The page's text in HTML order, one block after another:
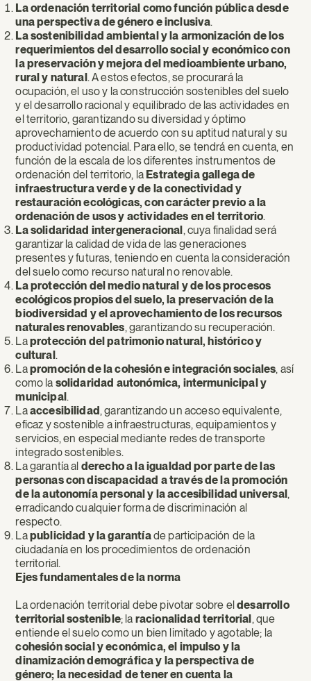
La ordenación territorial como función públicadesde
una perspectiva de género e inclusiva.
La sostenibilidad ambiental y la armonización de los
requerimientos del desarrollo social y económico con
la preservación y mejora del medioambiente urbano,
rural y natural. A estos efectos, se procurará la
ocupación, el uso y la construcción sostenibles del suelo
y el desarrollo racional y equilibrado de las actividades en
el territorio, garantizando su diversidad y óptimo
aprovechamiento de acuerdo con su aptitud natural y su
productividad potencial. Para ello, se tendrá en cuenta, en
función de la escala de los diferentes instrumentos de
ordenación del territorio, la Estrategia gallega de
infraestructura verde y de la conectividad y
restauración ecológicas, con carácter previo a la
ordenación de usos y actividades en el territorio.
La solidaridad intergeneracional, cuya finalidad será
garantizar la calidad de vida de las generaciones
presentes y futuras, teniendo en cuenta la consideración
del suelo como recurso natural no renovable.
La protección del medio natural y de los procesos
ecológicos propios del suelo, la preservación de la
biodiversidad y el aprovechamiento de los recursos
naturales renovables, garantizando su recuperación.
Laprotección del patrimonio natural, histórico y
cultural.
Lapromoción de la cohesión e integración sociales, así
como la solidaridad autonómica, intermunicipal y
municipal.
Laaccesibilidad, garantizando un acceso equivalente,
eficaz y sostenible a infraestructuras, equipamientos y
servicios, en especial mediante redes de transporte
integrado sostenibles.
La garantía al derecho a la igualdad por parte de las
personas con discapacidad a través de la promoción
de la autonomía personal y la accesibilidad universal,
erradicando cualquier forma de discriminación al
respecto.
Lapublicidad y la garantíade participación de la
ciudadanía en los procedimientos de ordenación
territorial.
Ejes fundamentales de la norma
La ordenación territorial debe pivotar sobre eldesarrollo
territorial sostenible; la racionalidad territorial, que
entiende el suelo como un bien limitado y agotable; la
cohesión social y económica, el impulso y la
dinamización demográfica y la perspectiva de
género; la necesidad de tener en cuenta la